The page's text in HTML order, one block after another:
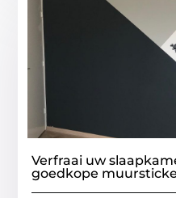
Verfraai uw
goedkope